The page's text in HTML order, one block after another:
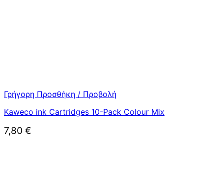
Γρήγορη Προσθήκη / Προβολή
Kaweco ink Cartridges 10-Pack Colour Mix
7,80 €